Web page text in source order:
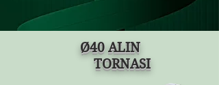
Ø40 ALIN
TORNASI